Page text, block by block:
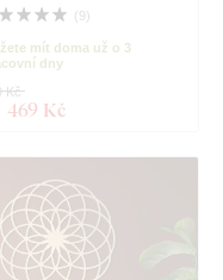
( 9)
mít doma už o 3
dny
469 Kč
Kč